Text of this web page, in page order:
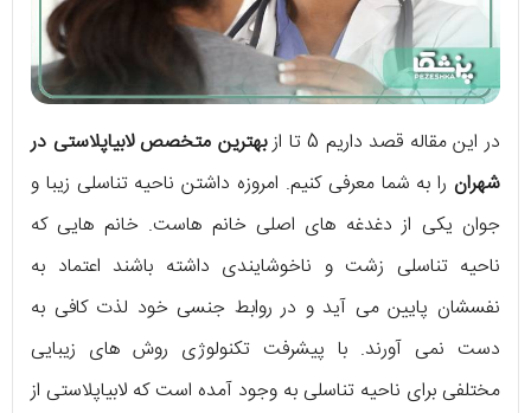
در این مقاله قصد داریم 5 تا از
بهترین متخصص لابیاپلاستی در
شهران را به شما معرفی کنیم. امروزه داشتن ناحیه تناسلی زیبا و
جوان یکی از دغدغه های اصلی خانم هاست. خانم هایی که
ناحیه تناسلی زشت و ناخوشایندی داشته باشند اعتماد به
نفسشان پایین می آید و در روابط جنسی خود لذت کافی به
دست نمی آورند. با پیشرفت تکنولوژی روش های زیبایی
مختلفی برای ناحیه تناسلی به وجود آمده است که لابیاپلاستی از